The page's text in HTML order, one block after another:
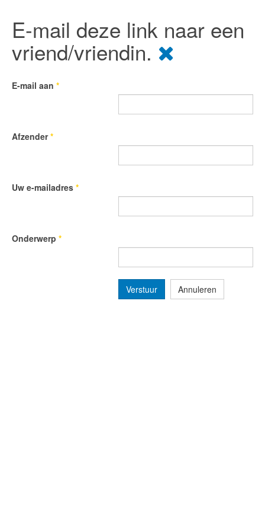
E-mail deze link naar een
vriend/vriendin.
E-mail aan *
Afzender*
Uw e-mailadres *
Onderwerp *
Verstuur Annuleren